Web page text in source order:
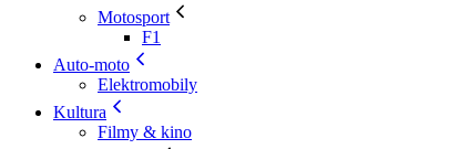
Motosport
F1
Auto-moto
Elektromobily
Kultura
Filmy & kino